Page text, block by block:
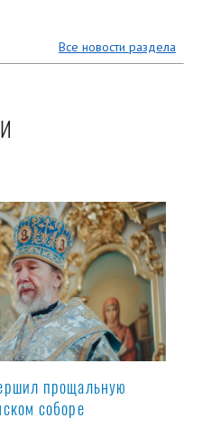
Все новости раздела
прощальную
соборе